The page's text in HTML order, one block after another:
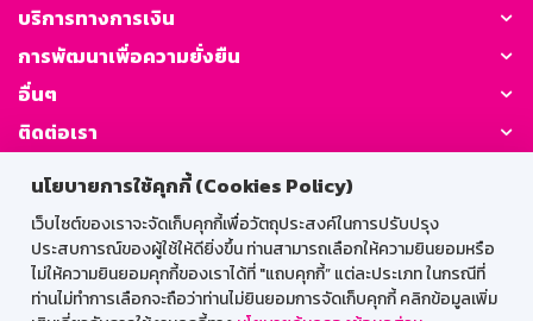
นโยบายการใช้คุกกี้ (Cookies Policy)
เว็บไซต์ของเราจะจัดเก็บคุกกี้เพื่อวัตถุประสงค์ในการปรับปรุง
ประสบการณ์ของผู้ใช้ให้ดียิ่งขึ้น ท่านสามารถเลือกให้ความยินยอมหรือ
ไม่ให้ความยินยอมคุกกี้ของเราได้ที่ "แถบคุกกี้” แต่ละประเภท ในกรณีที่
ท่านไม่ทำการเลือกจะถือว่าท่านไม่ยินยอมการจัดเก็บคุกกี้ คลิกข้อมูลเพิ่ม
บริการทางการเงิน
การพัฒนาเพื่อความยั่งยืน
อื่นๆ
ติดต่อเรา
GSB Society:
สำหรับพนักงาน